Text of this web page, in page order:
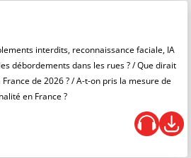
interdits, reconnaissance faciale, IA
débordements dans les rues ? / Que dirait
de 2026 ? / A-t-on pris la mesure de
en France ?